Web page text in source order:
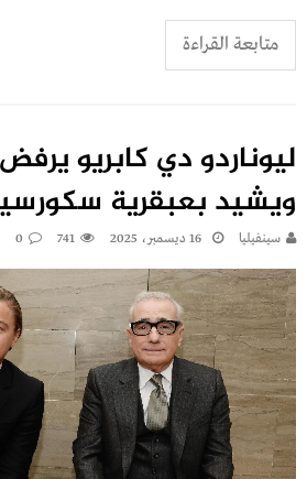
متابعة القراءة
ليوناردو دي كابريو يرفض
ويشيد بعبقرية
سينفيليا 16 ديسمبر، 2025 741
0